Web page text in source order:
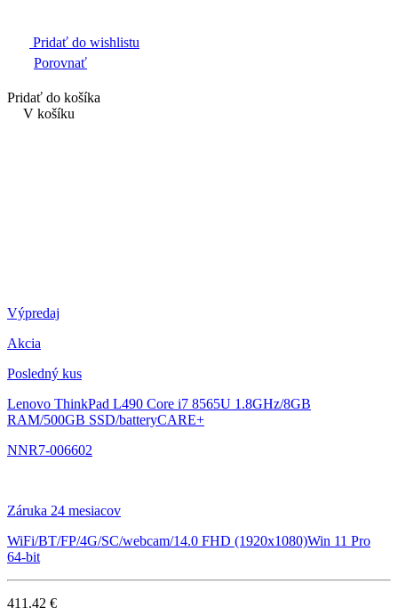
Pridať do wishlistu
Porovnať
Pridať do košíka
V košíku
Výpredaj
Akcia
Posledný kus
Lenovo ThinkPad L490 Core i7 8565U 1.8GHz/8GB
RAM/500GB SSD/batteryCARE+
NNR7-006602
Záruka 24 mesiacov
WiFi/BT/FP/4G/SC/webcam/14.0 FHD (1920x1080)Win 11 Pro
64-bit
411.42 €